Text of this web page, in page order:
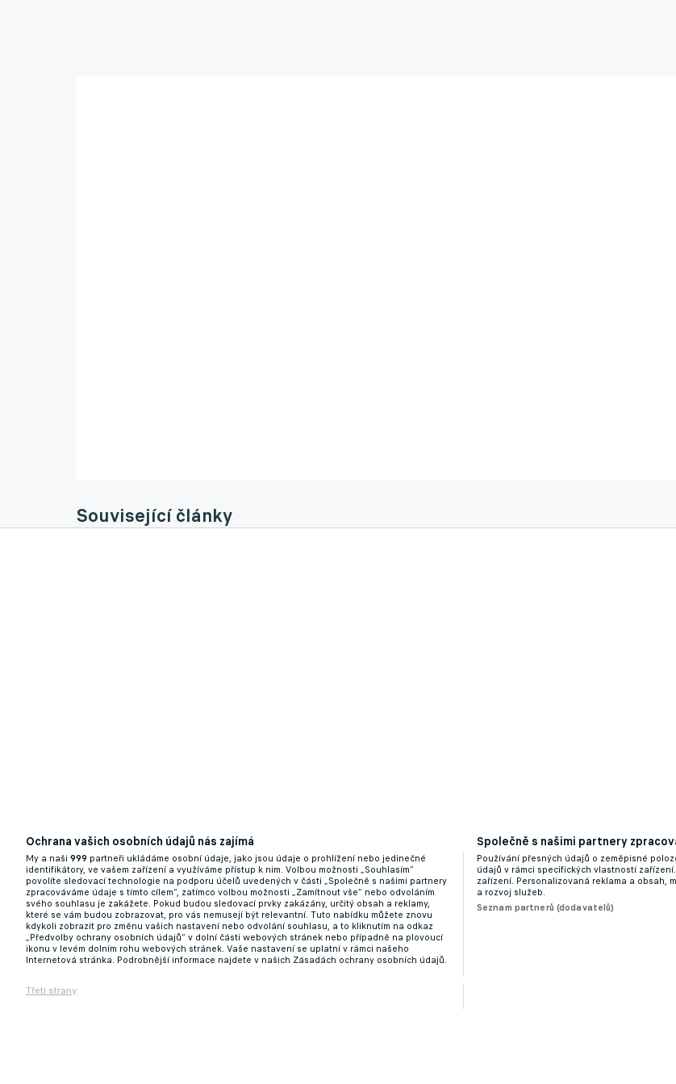
Související články
Anglie volá! Liberec se chystá pustit záložníka Varfolomejeva. Blíží se to, řekl kouč
18.08.2025 10:51
Ochrana vašich osobních údajů nás zajímá
My a naši 999 partneři ukládáme osobní údaje, jako jsou údaje o prohlížení nebo jedinečné
identifikátory, ve vašem zařízení a využíváme přístup k nim. Volbou možnosti „Souhlasím“
povolíte sledovací technologie na podporu účelů uvedených v části „Společně s našimi partnery
zpracováváme údaje s tímto cílem“, zatímco volbou možnosti „Zamítnout vše“ nebo odvoláním
svého souhlasu je zakážete. Pokud budou sledovací prvky zakázány, určitý obsah a reklamy,
které se vám budou zobrazovat, pro vás nemusejí být relevantní. Tuto nabídku můžete znovu
kdykoli zobrazit pro změnu vašich nastavení nebo odvolání souhlasu, a to kliknutím na odkaz
„Předvolby ochrany osobních údajů“ v dolní části webových stránek nebo případně na plovoucí
ikonu v levém dolním rohu webových stránek. Vaše nastavení se uplatní v rámci našeho
Internetová stránka. Podrobnější informace najdete v našich Zásadách ochrany osobních údajů.
Třetí strany
Společně s našimi partnery
Používání přesných údajů o zeměpisné
údajů v rámci specifických vlastností
zařízení. Personalizovaná reklama a obsah,
a rozvoj služeb.
Seznam partnerů (dodavatelů)